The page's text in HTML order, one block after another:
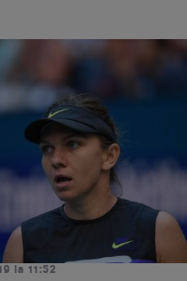
la 11:52